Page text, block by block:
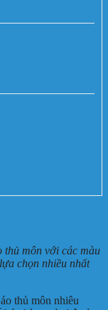
thủ môn với các màu
chọn nhiều nhất
thủ môn nhiêu